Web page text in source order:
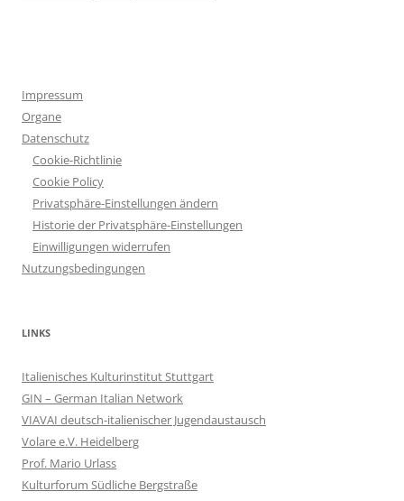
Impressum
Organe
Datenschutz
Cookie-Richtlinie
Cookie Policy
Privatsphäre-Einstellungen ändern
Historie der Privatsphäre-Einstellungen
Einwilligungen widerrufen
Nutzungsbedingungen
LINKS
Italienisches Kulturinstitut Stuttgart
GIN – German Italian Network
VIAVAI deutsch-italienischer Jugendaustausch
Volare e.V. Heidelberg
Prof. Mario Urlass
Kulturforum Südliche Bergstraße